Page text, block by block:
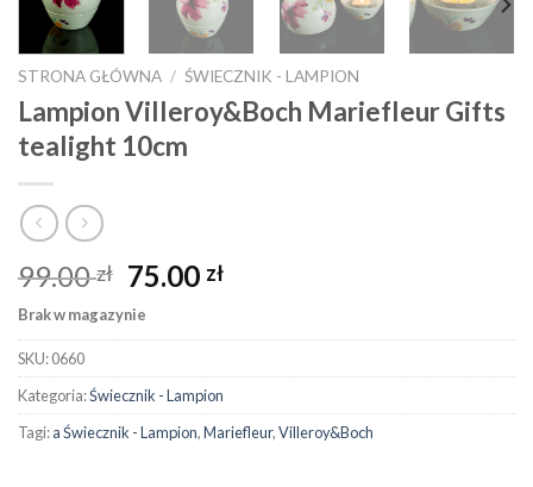
STRONA GŁÓWNA / ŚWIECZNIK - LAMPION
Lampion Villeroy&Boch Mariefleur Gifts
tealight 10cm
99.00zł 75.00 zł
Brak w magazynie
SKU:0660
Kategoria:Świecznik - Lampion
Tagi:a Świecznik - Lampion,Mariefleur,Villeroy&Boch